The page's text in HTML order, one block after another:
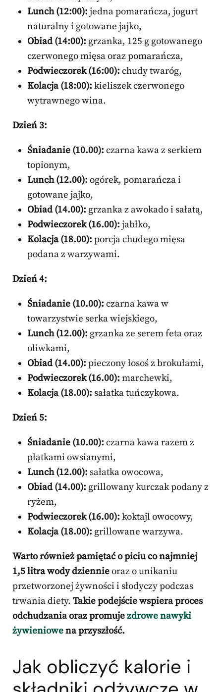
Lunch (12:00): jedna pomarańcza, jogurt
naturalny i gotowane jajko,
Obiad (14:00): grzanka, 125 g gotowanego
czerwonego mięsa oraz pomarańcza,
Podwieczorek (16:00): chudy twaróg,
Kolacja (18:00): kieliszek czerwonego
wytrawnego wina.
Dzień 3:
Śniadanie (10.00): czarna kawa z serkiem
topionym,
Lunch (12.00): ogórek, pomarańcza i
gotowane jajko,
Obiad (14.00): grzanka z awokado i sałatą,
Podwieczorek (16.00): jabłko,
Kolacja (18.00): porcja chudego mięsa
podana z warzywami.
Dzień 4:
Śniadanie (10.00): czarna kawa w
towarzystwie serka wiejskiego,
Lunch (12.00): grzanka ze serem feta oraz
oliwkami,
Obiad (14.00): pieczony łosoś z brokułami,
Podwieczorek (16.00): marchewki,
Kolacja (18.00): sałatka tuńczykowa.
Dzień 5:
Śniadanie (10.00): czarna kawa razem z
płatkami owsianymi,
Lunch (12.00): sałatka owocowa,
Obiad (14.00): grillowany kurczak podany z
ryżem,
Podwieczorek (16.00): koktajl owocowy,
Kolacja (18.00): grillowane warzywa.
Warto również pamiętać o piciu co najmniej
1,5 litra wody dziennieoraz o unikaniu
przetworzonej żywności i słodyczy podczas
trwania diety. Takie podejście wspiera proces
odchudzania oraz promujezdrowe nawyki
żywieniowena przyszłość.
Jak obliczyć kalorie i